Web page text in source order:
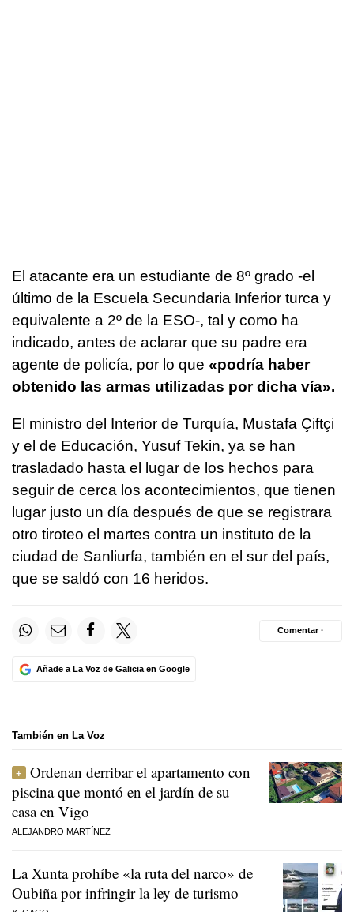
El atacante era un estudiante de 8º grado -el
último de la Escuela Secundaria Inferior turca y
equivalente a 2º de la ESO-, tal y como ha
indicado, antes de aclarar que su padre era
agente de policía, por lo que «podría haber
obtenido las armas utilizadas por dicha vía».
El ministro del Interior de Turquía, Mustafa Çiftçi
y el de Educación, Yusuf Tekin, ya se han
trasladado hasta el lugar de los hechos para
seguir de cerca los acontecimientos, que tienen
lugar justo un día después de que se registrara
otro tiroteo el martes contra un instituto de la
ciudad de Sanliurfa, también en el sur del país,
que se saldó con 16 heridos.
Añade a La Voz de Galicia en Google
Comentar ·
También en La Voz
Ordenan derribar el apartamento con
piscina que montó en el jardín de su
casa en Vigo
ALEJANDRO MARTÍNEZ
La Xunta prohíbe «la ruta del narco» de
Oubiña por infringir la ley de turismo